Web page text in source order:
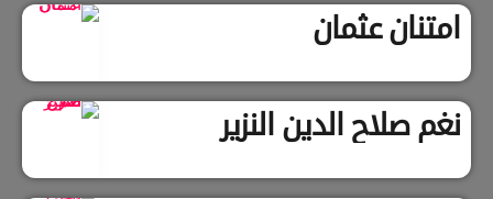
امتنان عثمان
نغم صلاح الدين النزير